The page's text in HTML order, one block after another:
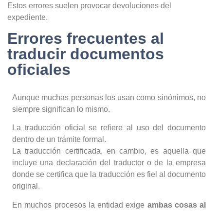
Estos errores suelen provocar devoluciones del
expediente.
Errores frecuentes al
traducir documentos
oficiales
Aunque muchas personas los usan como sinónimos, no
siempre significan lo mismo.
La traducción oficial se refiere al uso del documento
dentro de un trámite formal.
La traducción certificada, en cambio, es aquella que
incluye una declaración del traductor o de la empresa
donde se certifica que la traducción es fiel al documento
original.
En muchos procesos la entidad exige ambas cosas al